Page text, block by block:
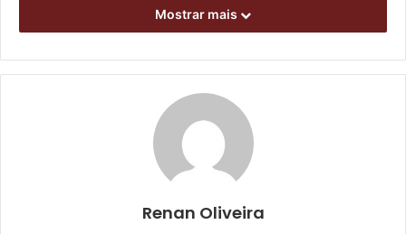
efetivamente firmados. E a projeção de investimento total,
Outras 11 entidades tiveram suas propostas inabilitadas,
enquanto a modalidade sumô foi a única a ficar deserta
nessa oportunidade. As tabelas do edital trazem a
pontuação de todos os projetos inscritos, constando os
valores previstos de repasse financeiro via Feipe.
Mostrar mais
Renan Oliveira